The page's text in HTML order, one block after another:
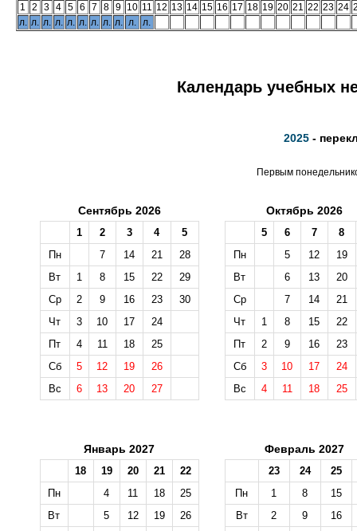
1 2 3 4 5 6 7 8 9 10 11 12 13 14 15 16 17 18 19 20 21 22 23 24
л. л. л. л. л. л. л. л. л. л. л.
Календарь учебных
2025 -
Первым
Сентябрь 2026
1 2 3 4
5
Пн
7 14 21
28
Вт
1 8 15 22
29
Ср
2 9 16 23
30
Чт
3 10 17
24
Пт
4 11 18
25
Сб
5 12 19
26
Вс
6 13 20 27
Октябрь 2026
5 6 7
8
Пн
5 12
19
Вт
6 13
20
Ср
7 14
21
Чт
1 8 15
22
Пт
2 9 16
23
Сб
3 10 17
24
Вс
4 11 18 25
Январь 2027
18 19 20 21
22
Пн
4 11 18
25
Вт
5 12 19
26
Февраль 2027
23 24
25
Пн
1 8
15
Вт
2 9
16